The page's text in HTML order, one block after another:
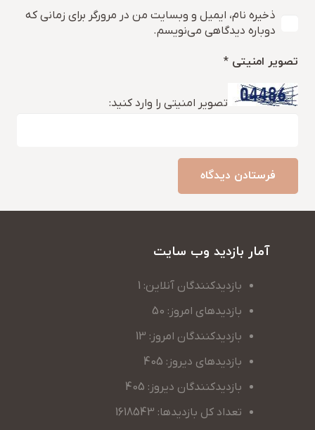
ذخیره نام، ایمیل و وبسایت من در مرورگر برای زمانی که
دوباره دیدگاهی می‌نویسم.
تصویر امنیتی *
تصویر امنیتی را وارد کنید:
فرستادن دیدگاه
آمار بازدید وب سایت
بازدیدکنندگان آنلاین: 1
بازدیدهای امروز: 50
بازدیدکنندگان امروز: 13
بازدیدهای دیروز: 405
بازدیدکنندگان دیروز: 405
تعداد کل بازدیدها: 1618543